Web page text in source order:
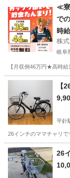
≪寮
で
時
株
岐阜
【月収例46万円★高時
岐阜 各務原市
【
平針
26インチのママチャリ
愛知 名古屋市 26